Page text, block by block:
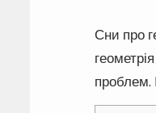
Сни про
проблем.